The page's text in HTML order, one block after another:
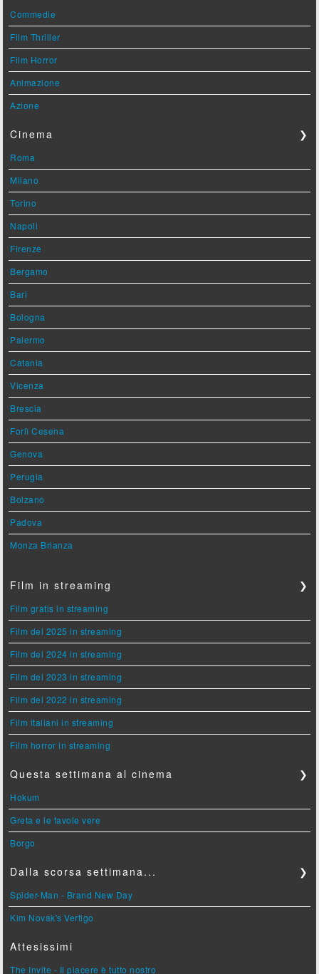
Commedie
Film Thriller
Film Horror
Animazione
Azione
Cinema ❯
Roma
Milano
Torino
Napoli
Firenze
Bergamo
Bari
Bologna
Palermo
Catania
Vicenza
Brescia
Forlì Cesena
Genova
Perugia
Bolzano
Padova
Monza Brianza
Film in streaming ❯
Film gratis in streaming
Film del 2025 in streaming
Film del 2024 in streaming
Film del 2023 in streaming
Film del 2022 in streaming
Film italiani in streaming
Film horror in streaming
Questa settimana al cinema ❯
Hokum
Greta e le favole vere
Borgo
Dalla scorsa settimana... ❯
Spider-Man - Brand New Day
Kim Novak's Vertigo
Attesissimi
The Invite - Il piacere è tutto nostro